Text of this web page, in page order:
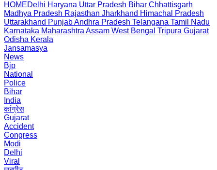
HOMEDelhi Haryana Uttar Pradesh Bihar Chhattisgarh
Madhya Pradesh Rajasthan Jharkhand Himachal Pradesh
Uttarakhand PunjabAndhra Pradesh Telangana Tamil Nadu
Karnataka Maharashtra Assam West Bengal Tripura Gujarat
Odisha Kerala
Jansamasya
News
Bjp
National
Police
Bihar
India
कांग्रेस
Gujarat
Accident
Congress
Modi
Delhi
Viral